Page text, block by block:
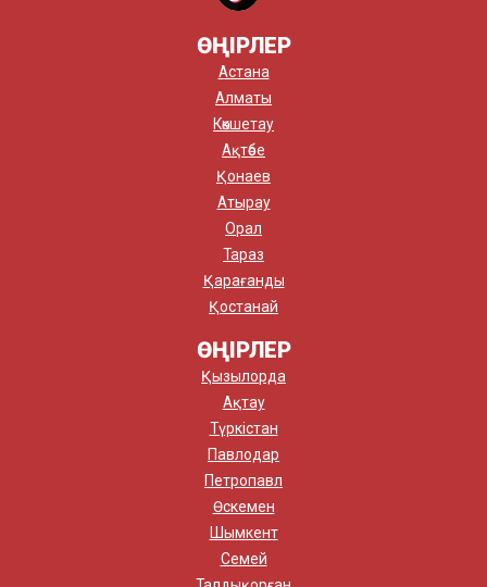
ӨҢІРЛЕР
Астана
Алматы
Көкшетау
Ақтөбе
Қонаев
Атырау
Орал
Тараз
Қарағанды
Қостанай
ӨҢІРЛЕР
Қызылорда
Ақтау
Түркістан
Павлодар
Петропавл
Өскемен
Шымкент
Семей